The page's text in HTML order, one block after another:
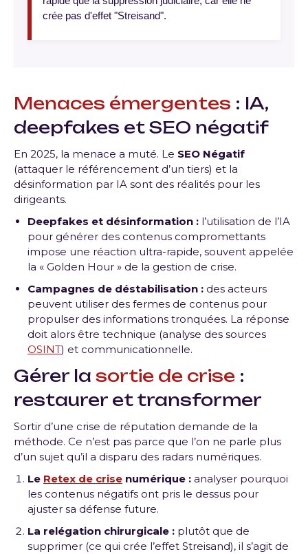
crée pas d'effet "Streisand".
Menaces émergentes : IA,
deepfakes et SEO négatif
En 2025, la menace a muté. Le SEO Négatif
(attaquer le référencement d’un tiers) et la
désinformation par IA sont des réalités pour les
dirigeants.
Deepfakes et désinformation : l’utilisation de l’IA
pour générer des contenus compromettants
impose une réaction ultra-rapide, souvent appelée
la « Golden Hour » de la gestion de crise.
Campagnes de déstabilisation : des acteurs
peuvent utiliser des fermes de contenus pour
propulser des informations tronquées. La réponse
doit alors être technique (analyse des sources
OSINT) et communicationnelle.
Gérer la sortie de crise :
restaurer et transformer
Sortir d’une crise de réputation demande de la
méthode. Ce n’est pas parce que l’on ne parle plus
d’un sujet qu’il a disparu des radars numériques.
Le Retex de crise numérique : analyser pourquoi
les contenus négatifs ont pris le dessus pour
ajuster sa défense future.
La relégation chirurgicale : plutôt que de
supprimer (ce qui crée l’effet Streisand), il s’agit de